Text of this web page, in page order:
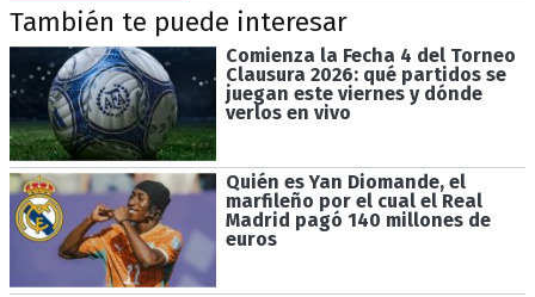
También te puede interesar
Comienza la Fecha 4 del Torneo
Clausura 2026: qué partidos se
juegan este viernes y dónde
verlos en vivo
Quién es Yan Diomande, el
marfileño por el cual el Real
Madrid pagó 140 millones de
euros